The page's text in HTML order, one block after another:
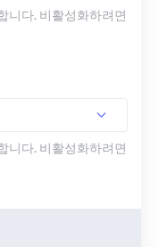
니다. 비활성화하려면
니다. 비활성화하려면